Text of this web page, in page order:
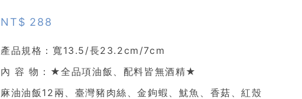
NT$ 288
產品規格：寬13.5/長23.2cm/7cm
內 容 物：★全品項油飯、配料皆無酒精★
麻油油飯12兩、臺灣豬肉絲、金鉤蝦、魷魚、香菇、紅殼